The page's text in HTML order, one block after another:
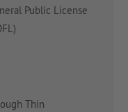
Public License
Thin